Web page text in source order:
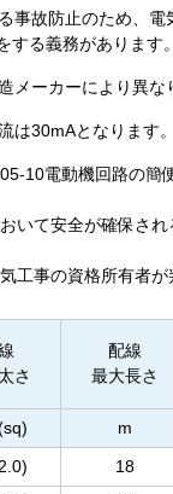
事故防止のため、電
する義務があります。
メーカーにより異な
は30mAとなります。
10電動機回路の簡
いて安全が確保され
工事の資格所有者が
さ
配線
最大長さ
m
18